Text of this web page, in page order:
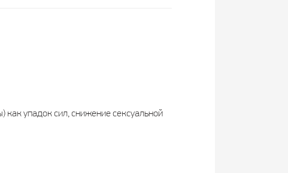
как упадок сил, снижение сексуальной